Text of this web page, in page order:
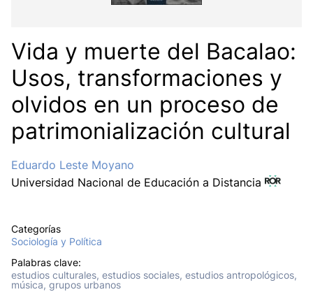
Vida y muerte del Bacalao:
Usos, transformaciones y
olvidos en un proceso de
patrimonialización cultural
Eduardo Leste Moyano
Universidad Nacional de Educación a Distancia
Categorías
Sociología y Política
Palabras clave:
estudios culturales, estudios sociales, estudios antropológicos,
música, grupos urbanos